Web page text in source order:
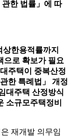
관한 법률 」 에 따
한용적률까지
으로 확보가 필요
주택이 중복산정
한 특례법 」 개정
대주택 산정방식
소규모주택정비
재개발 의무임